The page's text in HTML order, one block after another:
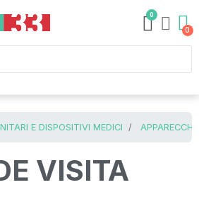
0
E DISPOSITIVI MEDICI
VISITA